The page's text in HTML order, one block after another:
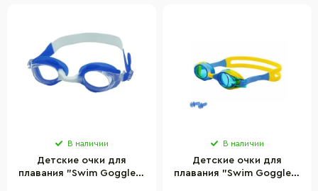
В наличии
Детские очки для
плавания "Swim Goggles"
В наличии
Детские очки для
плавания "Swim Goggles"